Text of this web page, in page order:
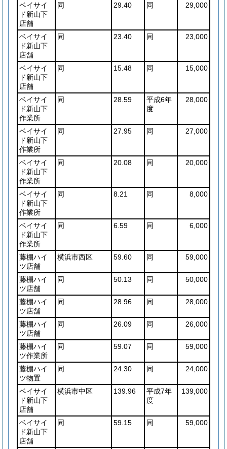
ベイサイ
ド新山下
店舗
同 29.40 同 29,000
ベイサイ
ド新山下
店舗
同 23.40 同 23,000
ベイサイ
ド新山下
店舗
同 15.48 同 15,000
ベイサイ
ド新山下
作業所
同 28.59
平成6年
度
28,000
ベイサイ
ド新山下
作業所
同 27.95 同 27,000
ベイサイ
ド新山下
作業所
同 20.08 同 20,000
ベイサイ
ド新山下
作業所
同 8.21 同 8,000
ベイサイ
ド新山下
作業所
同 6.59 同 6,000
藤棚ハイ
ツ店舗
横浜市西区 59.60 同 59,000
藤棚ハイ
ツ店舗
同 50.13 同 50,000
藤棚ハイ
ツ店舗
同 28.96 同 28,000
藤棚ハイ
ツ店舗
同 26.09 同 26,000
藤棚ハイ
ツ作業所
同 59.07 同 59,000
藤棚ハイ
ツ物置
同 24.30 同 24,000
ベイサイ
ド新山下
店舗
横浜市中区 139.96
平成7年
度
139,000
ベイサイ
ド新山下
店舗
同 59.15 同 59,000